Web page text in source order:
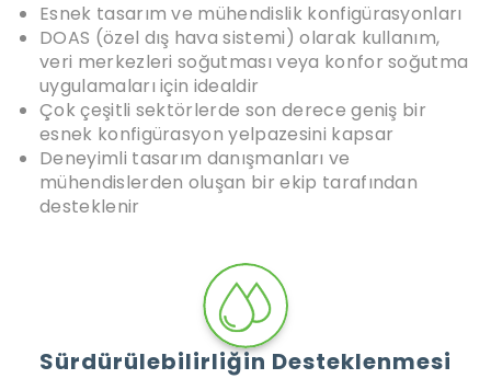
Esnek tasarım ve mühendislik konfigürasyonları
DOAS (özel dış hava sistemi) olarak kullanım,
veri merkezleri soğutması veya konfor soğutma
uygulamaları için idealdir
Çok çeşitli sektörlerde son derece geniş bir
esnek konfigürasyon yelpazesini kapsar
Deneyimli tasarım danışmanları ve
mühendislerden oluşan bir ekip tarafından
desteklenir
Sürdürülebilirliğin Desteklenmesi